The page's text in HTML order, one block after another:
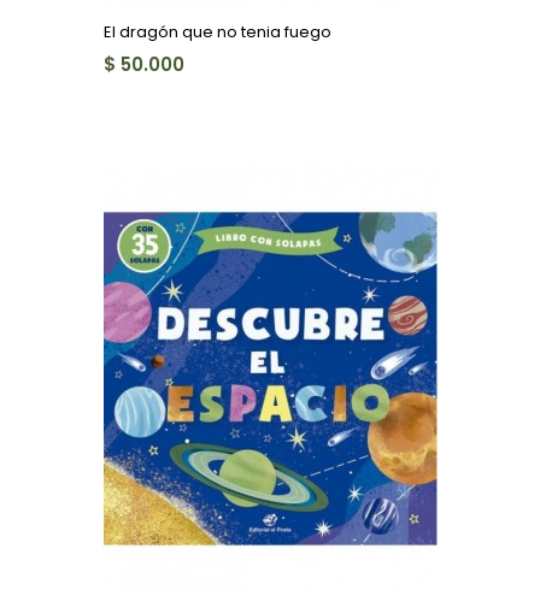
El dragón que no tenia fuego
$ 50.000